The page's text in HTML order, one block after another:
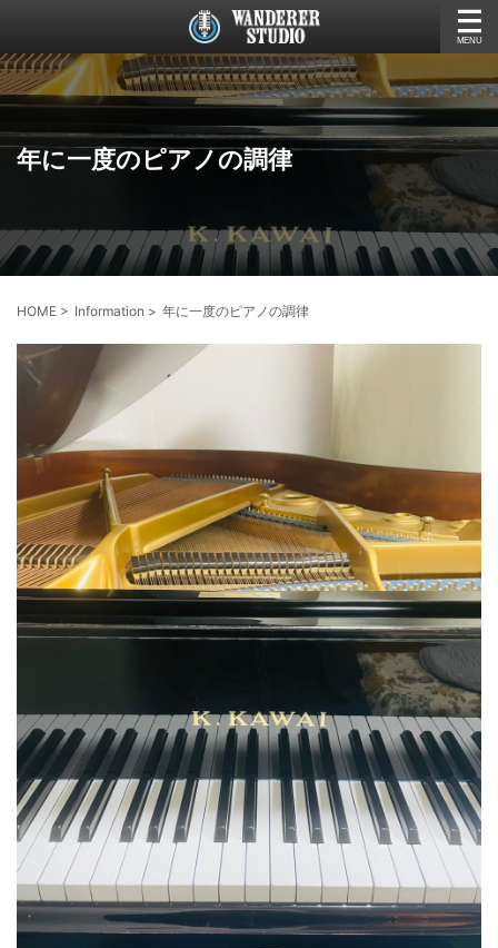
年に一度のピアノの調律
HOME > Information > 年に一度のピアノの調律